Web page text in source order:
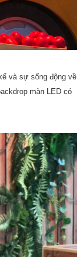
và sự sống động về
màn LED có